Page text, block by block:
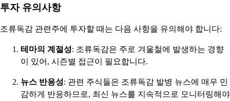
투자 유의사항
조류독감 관련주에 투자할 때는 다음 사항을 유의해야 합니다:
테마의 계절성: 조류독감은 주로 겨울철에 발생하는 경향
이 있어, 시즌별 접근이 필요합니다.
뉴스 반응성: 관련 주식들은 조류독감 발병 뉴스에 매우 민
감하게 반응하므로, 최신 뉴스를 지속적으로 모니터링해야